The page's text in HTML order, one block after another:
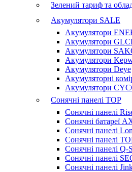
Зелений тариф та
Акумулятори SALE
Акумулятори
Акумулятори
Акумулятори
Акумулятори
Акумулятори Deye
Акумуляторні
Акумулятори
Сонячні панелі TOP
Сонячні панелі
Сонячні батареї
Сонячні панелі
Сонячні панелі
Сонячні панелі Q-
Сонячні панелі
Сонячні панелі